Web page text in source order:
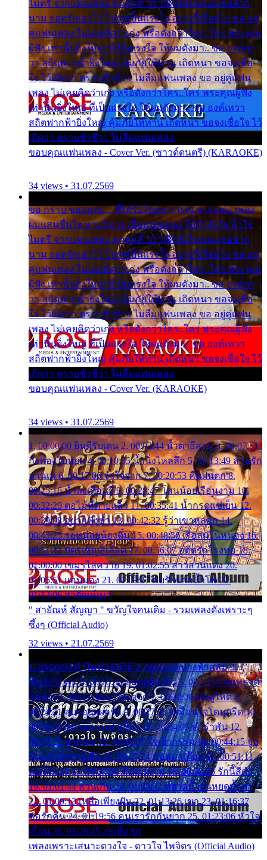
ไมตรี จากแฟนเพลง ทุกทุกที่ ปราณีหลั่งไหล ผมขอฝาก
นาม ยอดรักเอาไว้ โปรดเป็นแรงใจ อย่างนี้เรื่อยไป ขอ อยู่
คู่แฟนเพลง ไม่เคยคิดว่าเก่ง หรือดังกว่าใคร..ใคร พระคุณ
ผู้ฟัง เท่านั้นยิ่งใหญ่ ที่เป็นแรงใจ ให้ผมดังมา.. ขอ องค์เท
วา สถิตฟากฟ้ายิ่งใหญ่ คุ้มภัยให้ท่าน เถิดหนา ขอจงเชื่อ
ใจ ไว้เถิดว่า ตราบชั่วชีวา ไม่ลืมแฟนเพลง ขอ อยู่คู่แฟน
เพลง ไม่เคยคิดว่าเก่ง หรือดังกว่าใคร..ใคร พระคุณผู้ฟัง
เท่านั้นยิ่งใหญ่ ที่เป็นแรงใจ ให้ผมดังมา.. ขอ องค์เทวา
สถิตฟากฟ้ายิ่งใหญ่ คุ้มภัยให้ท่าน เถิดหนา ขอจงเชื่อใจ ไว้
เถิดว่า ตราบชั่วชีวา ไม่ลืมแฟนเพลง
ขอบคุณแฟนเพลง - Cover Ver. (ซาวด์ดนตรี) (KARAOKE)
34 views • 31.07.2569
ขอ กราบ ขอบคุณ.... ที่ได้รับไออุ่น การุณ จากแฟน เพลง
ผมแสนชื่นใจ หายวังเวง เมื่อแฟนเพลง ให้กำลังใจ น้ำใจ
ไมตรี จากแฟนเพลง ทุกทุกที่ ปราณีหลั่งไหล ผมขอฝาก
นาม ยอดรักเอาไว้ โปรดเป็นแรงใจ อย่างนี้เรื่อยไป ขอ อยู่
คู่แฟนเพลง ไม่เคยคิดว่าเก่ง หรือดังกว่าใคร..ใคร พระคุณ
ผู้ฟัง เท่านั้นยิ่งใหญ่ ที่เป็นแรงใจ ให้ผมดังมา.. ขอ องค์เท
วา สถิตฟากฟ้ายิ่งใหญ่ คุ้มภัยให้ท่าน เถิดหนา ขอจงเชื่อ
ใจ ไว้เถิดว่า ตราบชั่วชีวา ไม่ลืมแฟนเพลง ขอ อยู่คู่แฟน
เพลง ไม่เคยคิดว่าเก่ง หรือดังกว่าใคร..ใคร พระคุณผู้ฟัง
เท่านั้นยิ่งใหญ่ ที่เป็นแรงใจ ให้ผมดังมา.. ขอ องค์เทวา
สถิตฟากฟ้ายิ่งใหญ่ คุ้มภัยให้ท่าน เถิดหนา ขอจงเชื่อใจ ไว้
เถิดว่า ตราบชั่วชีวา ไม่ลืมแฟนเพลง
ขอบคุณแฟนเพลง - Cover Ver. (KARAOKE)
34 views • 31.07.2569
1. 00:00:00 ยินดีรับเดน 2. 00:03:44 น้ำตาอีสาน 3. 00:07:51
กิ่งทองใบหยก 4. 00:10:35 น้ำนิ่งไหลลึก 5. 00:13:49 ลานรัก
ลานเท 6. 00:17:06 จำใจจาก 7. 00:20:53 คืนฝนตก 8.
00:25:16 น้ำลงเดือนยี่ 9. 00:28:47 โสนน้อยเรือนงาม 10.
00:32:29 ตอไม้ที่ตายแล้ว 11. 00:35:41 น้ำกรดแช่เย็น 12.
00:39:08 อยากฟังซ้ำ 13. 00:42:32 รู้ว่าเขาหลอก 14.
00:45:25 รอหน่อยน้องติ๋ม 15. 00:48:56 เรือล่มในหนอง 16.
00:51:43 บัตรเชิญสีเลือด 17. 00:56:07 อดีตรักโรงทอ 18.
01:00:00 เขมรไล่ควาย 19. 01:02:55 สาวสวนแตง 20.
01:05:51 แอบมอง 21. 01:09:27 พบรักปากน้ำโพ 22.
01:13:06 สายัณห์เมา
" สายัณห์ สัญญา " ขวัญใจคนเดิม - รวมเพลงดังเพราะๆ
ซึ้งๆ (Official Audio)
32 views • 21.07.2569
1. 00:00:00 ทำไมทำฉันได้ 2. 00:03:20 นางฟ้าสลัม 3.
00:06:50 คน 4. 00:10:36 บุญเหลือเกิน 5. 00:13:58 ฝนหยาด
สุดท้าย 6. 00:17:30 ยาใจยาจก 7. 00:20:30 คิดดูให้ดี 8.
00:24:21 ลบรอยแผลรัก 9. 00:27:35 เหมือนใจโดนกรีด 10.
00:30:54 ขบวนการเปาเปียว 11. 00:34:05 คำรำพัน 12.
00:37:20 ปาหนัน 13. 00:40:37 ใจเจ้ากรรม 14. 00:44:15 จูบ
ฉันแล้วจงตายเสีย 15. 00:47:24 ขอสูมาเต๊อะ 16. 00:51:11
คนใจมาร 17. 00:54:50 คืนทรมาน 18. 00:58:25 รักนี้สีดำ
19. 01:01:44 ส่วนเกิน 20. 01:05:42 หยาดน้ำฝนหยดน้ำตา
21. 01:09:13 เหลือเพียงฝัน 22. 01:13:26 เขา 23. 01:16:37
ขอรักคืน 24. 01:19:56 คนเรารักกันยาก 25. 01:23:06 หัวใจ
เถื่อน 26. 01:26:45 อยู่เพื่อลูก
เพลงเพราะเสนาะดวงใจ - ดาวใจ ไพจิตร (Official Audio)